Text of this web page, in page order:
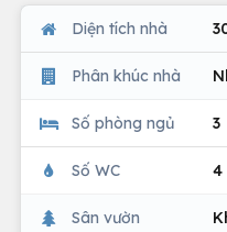
Diện tích nhà
Phân khúc nhà
Số phòng ngủ 3
Số WC 4
Sân vườn